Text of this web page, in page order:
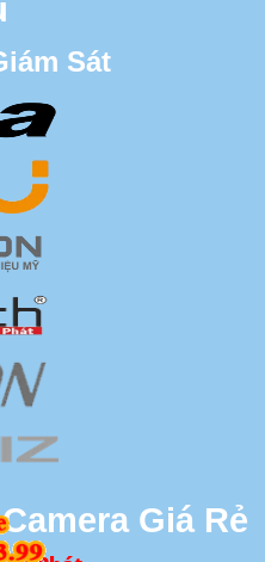
Sát
Giá Rẻ